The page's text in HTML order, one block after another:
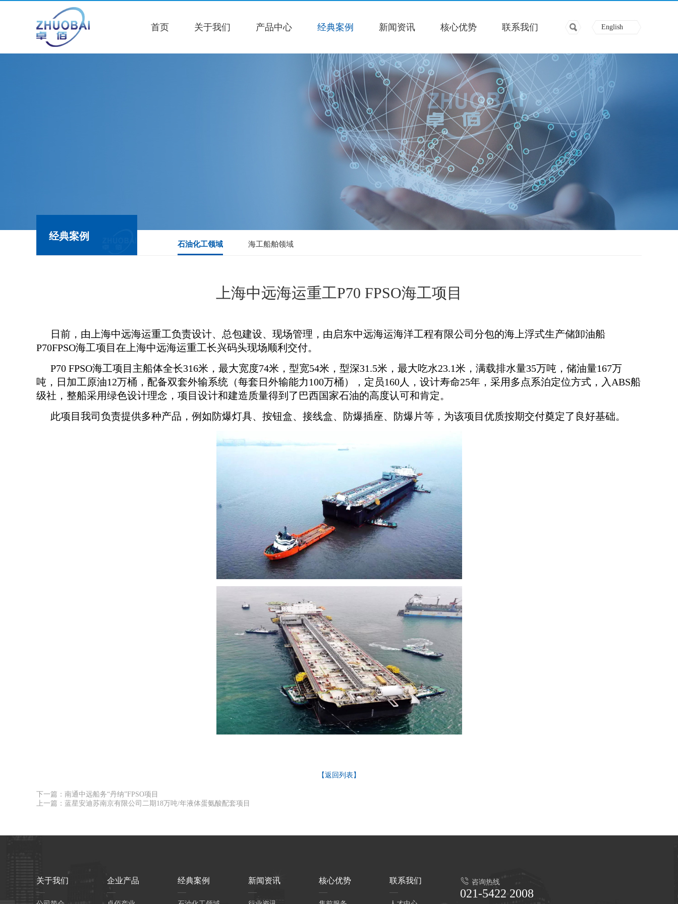
首页 关于我们 产品中心 经典案例 新闻资讯 核心优势 联系我们 English
经典案例
石油化工领域 海工船舶领域
上海中远海运重工P70 FPSO海工项目
日前，由上海中远海运重工负责设计、总包建设、现场管理，由启东中远海运海洋工程有限公司分包的海上浮式生产储卸油船
P70FPSO海工项目在上海中远海运重工长兴码头现场顺利交付。
P70 FPSO海工项目主船体全长316米，最大宽度74米，型宽54米，型深31.5米，最大吃水23.1米，满载排水量35万吨，储油量167万
吨，日加工原油12万桶，配备双套外输系统（每套日外输能力100万桶），定员160人，设计寿命25年，采用多点系泊定位方式，入ABS船
级社，整船采用绿色设计理念，项目设计和建造质量得到了巴西国家石油的高度认可和肯定。
此项目我司负责提供多种产品，例如防爆灯具、按钮盒、接线盒、防爆插座、防爆片等，为该项目优质按期交付奠定了良好基础。
【返回列表】
下一篇：南通中远船务“丹纳”FPSO项目
上一篇：蓝星安迪苏南京有限公司二期18万吨/年液体蛋氨酸配套项目
关于我们 企业产品 经典案例 新闻资讯 核心优势 联系我们 咨询热线
021-5422 2008